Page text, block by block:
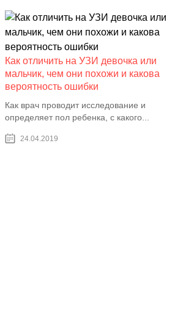
Как отличить на УЗИ девочка или
мальчик, чем они похожи и какова
вероятность ошибки
Как врач проводит исследование и
определяет пол ребенка, с какого...
24.04.2019